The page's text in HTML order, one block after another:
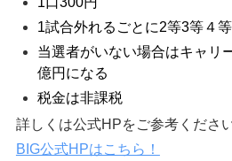
1試合外れるごとに2等3等４
当選者がいない場合はキャリ
億円になる
税金は非課税
詳しくは公式HPをご参考ください
BIG公式HPはこちら！